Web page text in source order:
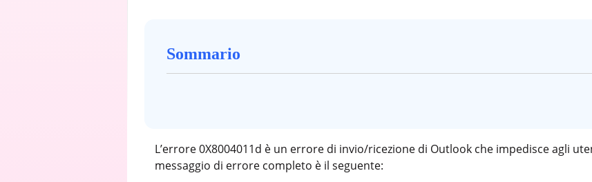
Sommario
L’errore 0X8004011d è un errore di invio/ricezione di Outlook che impedisce agli
messaggio di errore completo è il seguente: